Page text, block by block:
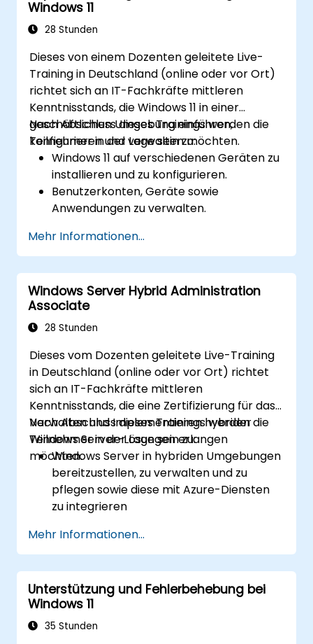
WSUS absichern und administrieren.
Windows 11
28 Stunden
Dieses von einem Dozenten geleitete Live-
Training in Deutschland (online oder vor Ort)
richtet sich an IT-Fachkräfte mittleren
Kenntnisstands, die Windows 11 in einer
geschäftlichen Umgebung einführen,
konfigurieren und verwalten möchten.
Nach Abschluss dieses Trainings werden die
Teilnehmer in der Lage sein zu:
Windows 11 auf verschiedenen Geräten zu
installieren und zu konfigurieren.
Benutzerkonten, Geräte sowie
Anwendungen zu verwalten.
umzusetzen.
Netzwerk- sowie Speichereinstellungen
zu konfigurieren.
Windows 11-Systeme zu warten und bei
Problemen zu helfen.
Mehr Informationen...
Windows Server Hybrid Administration
Associate
28 Stunden
Dieses vom Dozenten geleitete Live-Training
in Deutschland (online oder vor Ort) richtet
sich an IT-Fachkräfte mittleren
Kenntnisstands, die eine Zertifizierung für das
Verwalten und Implementieren hybrider
Windows Server-Lösungen erlangen
möchten.
Nach Abschluss dieses Trainings werden die
Teilnehmer in der Lage sein zu:
Windows Server in hybriden Umgebungen
bereitzustellen, zu verwalten und zu
pflegen sowie diese mit Azure-Diensten
zu integrieren
einzurichten und zu verwalten sowie
Identitätsdaten zwischen der lokalen
Umgebung und Azure Active Directory
(Azure AD) zu synchronisieren.
Hyper-V, Netzwerkfunktionen sowie
Speicherlösungen in Windows Server für
Mehr Informationen...
Unterstützung und Fehlerbehebung bei
Windows 11
35 Stunden